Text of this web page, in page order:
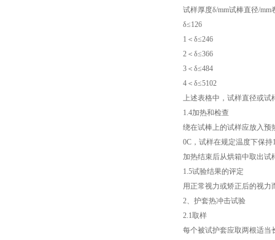
试样厚度δ/mm试棒直径/mm
δ≤126
1＜δ≤246
2＜δ≤366
3＜δ≤484
4＜δ≤5102
上述表格中，试样直径或试
1.4加热和检查
绕在试棒上的试样应放入预
0C，试样在规定温度下保持
加热结束后从烘箱中取出
1.5试验结果的评定
用正常视力或矫正后的视力
2、护套热冲击试验
2.1取样
每个被试护套应取两根适当